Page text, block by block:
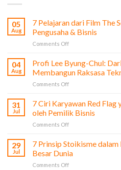
05
Aug
7 Pelajaran dari Film The
Pengusaha & Bisnis
Comments Offon
Pelajaran
dari
Film
The
Network
untuk
04
Aug
Profi Lee Byung-Chul:
Membangun Raksasa
Comments Offon
Chul:
Dari
Sayur
31
Jul
7 Ciri Karyawan Red Flag
oleh Pemilik Bisnis
Comments Offon
Ciri
Red
Flag
29
Jul
7 Prinsip Stoikisme
Besar Dunia
Comments Offon